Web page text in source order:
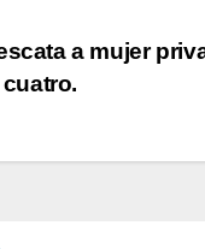
a mujer